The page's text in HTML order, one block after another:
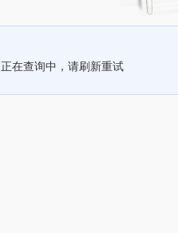
正在查询中，请刷新重试